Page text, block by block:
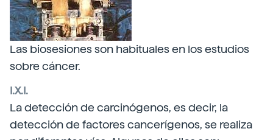
Las biosesiones son habituales en los estudios
sobre cáncer.
I.X.I.
La detección de carcinógenos, es decir, la
detección de factores cancerígenos, se realiza